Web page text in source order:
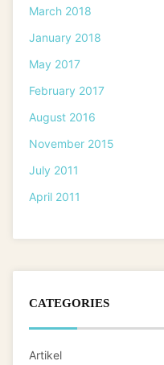
March 2018
January 2018
May 2017
February 2017
August 2016
November 2015
July 2011
April 2011
CATEGORIES
Artikel